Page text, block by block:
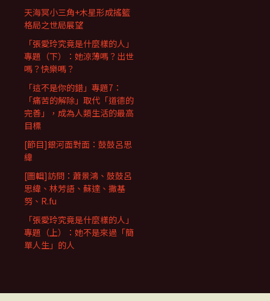
天海冥小三角+木星形成搖籃
格局之世局展望
「張愛玲究竟是什麼樣的人」
專題（下）：她涼薄嗎？出世
嗎？快樂嗎？
「這不是你的錯」專題7：
「痛苦的解除」取代「道德的
完善」，成為人類生活的最高
目標
[節目]銀河面對面：鼓鼓呂思
緯
[圖輯]訪問：蕭景鴻、鼓鼓呂
思緯、林芳語、蘇達、撒基
努、R.fu
「張愛玲究竟是什麼樣的人」
專題（上）：她不是來過「簡
單人生」的人